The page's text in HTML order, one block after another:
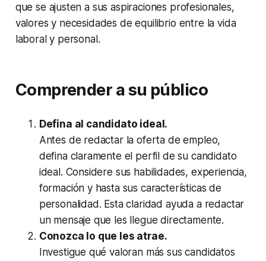
que se ajusten a sus aspiraciones profesionales,
valores y necesidades de equilibrio entre la vida
laboral y personal.
Comprender a su público
Defina al candidato ideal.
Antes de redactar la oferta de empleo,
defina claramente el perfil de su candidato
ideal. Considere sus habilidades, experiencia,
formación y hasta sus características de
personalidad. Esta claridad ayuda a redactar
un mensaje que les llegue directamente.
Conozca lo que les atrae.
Investigue qué valoran más sus candidatos